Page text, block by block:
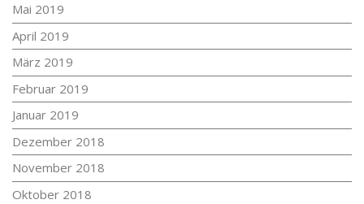
Mai 2019
April 2019
März 2019
Februar 2019
Januar 2019
Dezember 2018
November 2018
Oktober 2018